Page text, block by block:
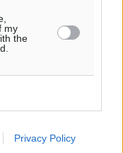
my
the
Privacy Policy
ο Πρέσβης